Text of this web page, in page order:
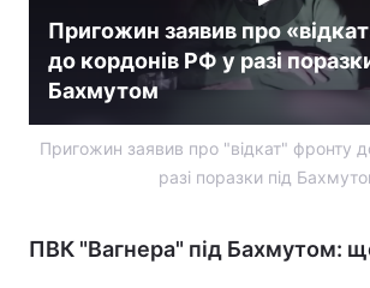
Пригожин заявив про
до кордонів РФ у разі
Бахмутом
Пригожин заявив про "відкат" фронту
разі поразки під
ПВК "Вагнера" під Бахмутом: